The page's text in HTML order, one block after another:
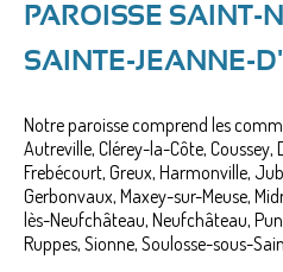
PAROISSE SAINT-
SAINTE-JEANNE-
Notre paroisse comprend les
Autreville, Clérey-la-Côte,
Frebécourt, Greux, Harmonville,
Gerbonvaux, Maxey-sur-Meuse,
lès-Neufchâteau, Neufchâteau,
Ruppes, Sionne, Soulosse-sous-